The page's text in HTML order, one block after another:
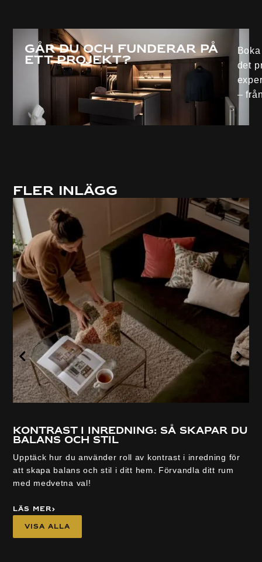
Går du och funderar på
ett projekt?
det
–
Fler inlägg
Kontrast i inredning: så skapar du
balans och stil
Upptäck hur du använder roll av kontrast i inredning för
att skapa balans och stil i ditt hem. Förvandla ditt rum
med medvetna val!
Läs mer
Visa alla